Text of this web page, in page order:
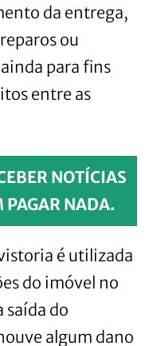
da entrega,
ou
para fins
entre as
NOTÍCIAS
PAGAR NADA.
é utilizada
do imóvel no
saída do
algum dano